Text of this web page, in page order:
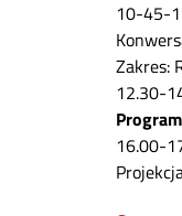
10-45-
Zakres:
12.30-
16.00-